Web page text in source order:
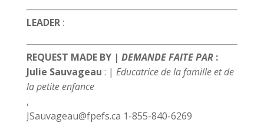
LEADER:
REQUEST MADE BY | DEMANDE FAITE PAR:
Julie Sauvageau : | Educatrice de la famille et de
la petite enfance
,
JSauvageau@fpefs.ca 1-855-840-6269